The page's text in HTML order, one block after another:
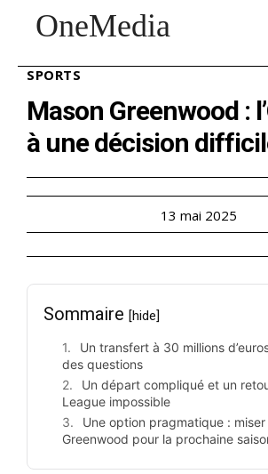
OneMedia
SPORTS
Mason Greenwood :
à une décision
13 mai 2025
Sommaire [hide]
Un transfert à 30 millions
des questions
Un départ compliqué et un
League impossible
Une option pragmatique : miser
Greenwood pour la prochaine